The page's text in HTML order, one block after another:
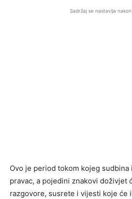
Sadržaj se nastavlja
Ovo je period tokom kojeg sudbina
pravac, a pojedini znakovi doživjet
razgovore, susrete i vijesti koje će